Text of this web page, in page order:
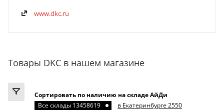
www.dkc.ru
Товары DKC в нашем магазине
Сортировать по наличию на складе АйДи
Все склады 13458619
в Екатеринбурге 2550